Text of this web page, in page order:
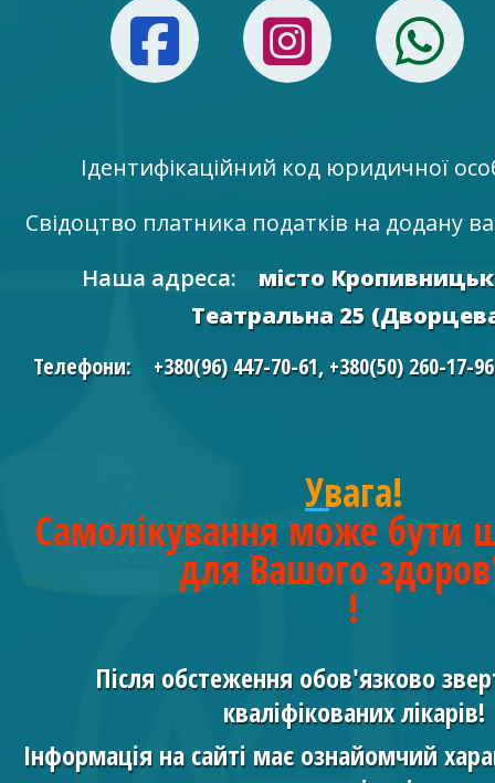
Наша адреса: місто
Театральна 25
Телефони: +380(96) 447-70-61, +380(50) 260-17-
Увага!
Самолікування може бути
для Вашого
!
Після обстеження обов'язково
кваліфікованих лікарів!
Інформація на сайті має ознайомчий
Facebook
Ідентифікаційний код юридичної
Свідоцтво платника податків на додану